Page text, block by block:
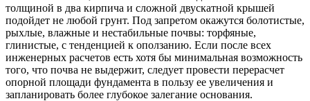
толщиной в два кирпича и сложной двускатной крышей
подойдет не любой грунт. Под запретом окажутся болотистые,
рыхлые, влажные и нестабильные почвы: торфяные,
глинистые, с тенденцией к оползанию. Если после всех
инженерных расчетов есть хотя бы минимальная возможность
того, что почва не выдержит, следует провести перерасчет
опорной площади фундамента в пользу ее увеличения и
запланировать более глубокое залегание основания.